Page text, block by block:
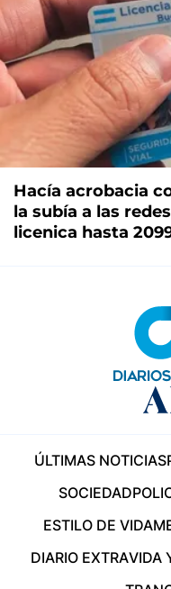
Hacía acrobacia
la subía a las
licenica hasta
ÚLTIMAS NOTICIAS
SOCIEDAD
ESTILO DE VIDA
DIARIO EXTRAVIDA